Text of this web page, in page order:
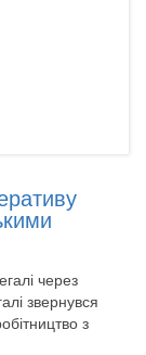
через
звернувся
з